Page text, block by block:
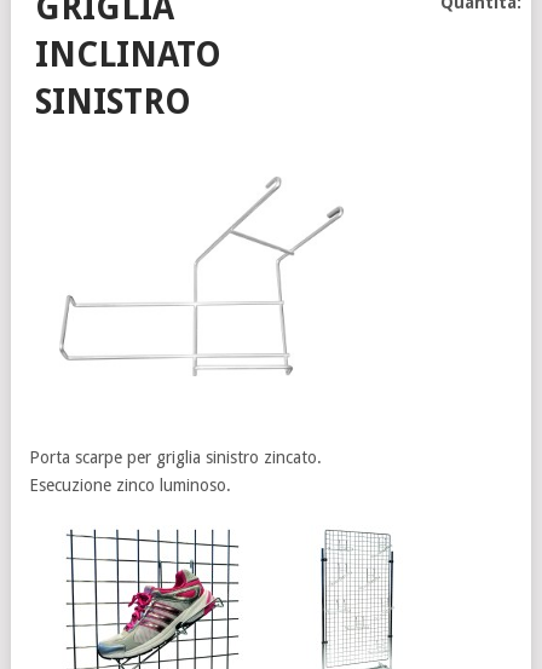
INCLINATO
SINISTRO
Porta scarpe per griglia sinistro zincato.
Esecuzione zinco luminoso.